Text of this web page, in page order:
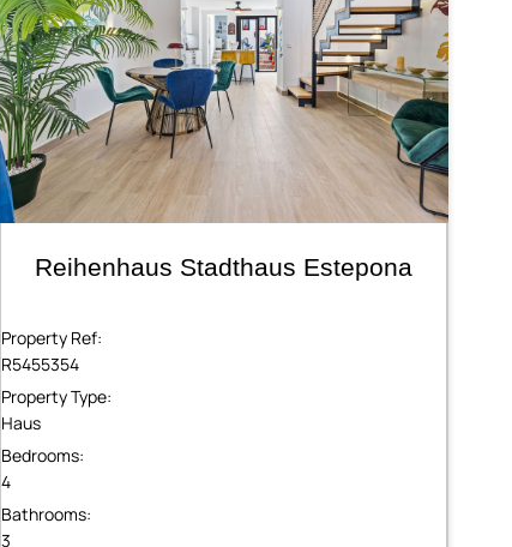
Reihenhaus Stadthaus Estepona
Property Ref:
R5455354
Property Type:
Haus
Bedrooms:
4
Bathrooms:
3